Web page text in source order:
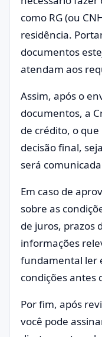
como RG (ou
residência.
documentos
atendam aos
Assim, após o
documentos, a
de crédito, o
decisão final,
será
Em caso de
sobre as
de juros, prazos
informações
fundamental ler
condições antes
Por fim, após
você pode